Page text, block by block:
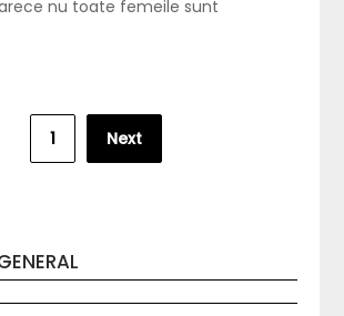
nu toate femeile sunt
1 Next